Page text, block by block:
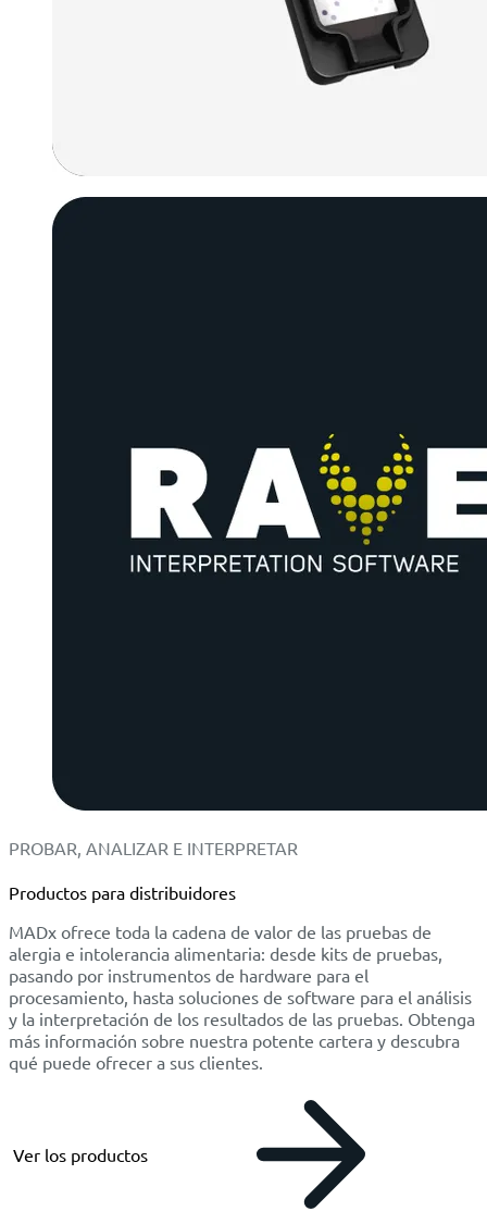
PROBAR, ANALIZAR E INTERPRETAR
Productos para distribuidores
MADx ofrece toda la cadena de valor de las pruebas de
alergia e intolerancia alimentaria: desde kits de pruebas,
pasando por instrumentos de hardware para el
procesamiento, hasta soluciones de software para el análisis
y la interpretación de los resultados de las pruebas. Obtenga
más información sobre nuestra potente cartera y descubra
qué puede ofrecer a sus clientes.
Ver los productos